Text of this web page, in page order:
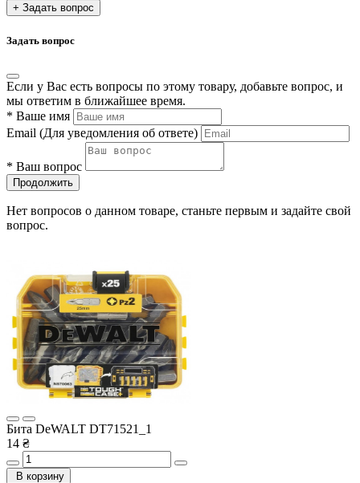
+ Задать вопрос
Задать вопрос
Если у Вас есть вопросы по этому товару, добавьте вопрос, и
мы ответим в ближайшее время.
* Ваше имя
Email (Для уведомления об ответе)
* Ваш вопрос
Продолжить
Нет вопросов о данном товаре, станьте первым и задайте свой
вопрос.
Бита DeWALT DT71521_1
14 ₴
В корзину